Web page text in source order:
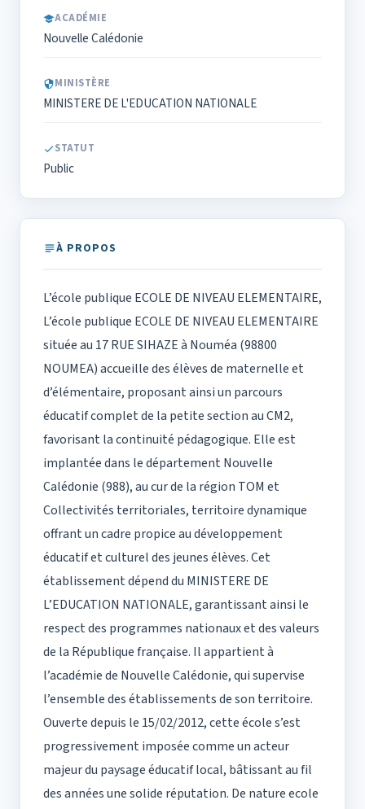
ACADÉMIE
Nouvelle Calédonie
MINISTÈRE
MINISTERE DE L'EDUCATION NATIONALE
STATUT
Public
À PROPOS
L’école publique ECOLE DE NIVEAU ELEMENTAIRE,
L’école publique ECOLE DE NIVEAU ELEMENTAIRE
située au 17 RUE SIHAZE à Nouméa (98800
NOUMEA) accueille des élèves de maternelle et
d’élémentaire, proposant ainsi un parcours
éducatif complet de la petite section au CM2,
favorisant la continuité pédagogique. Elle est
implantée dans le département Nouvelle
Calédonie (988), au cur de la région TOM et
Collectivités territoriales, territoire dynamique
offrant un cadre propice au développement
éducatif et culturel des jeunes élèves. Cet
établissement dépend du MINISTERE DE
L’EDUCATION NATIONALE, garantissant ainsi le
respect des programmes nationaux et des valeurs
de la République française. Il appartient à
l’académie de Nouvelle Calédonie, qui supervise
l’ensemble des établissements de son territoire.
Ouverte depuis le 15/02/2012, cette école s’est
progressivement imposée comme un acteur
majeur du paysage éducatif local, bâtissant au fil
des années une solide réputation. De nature ecole